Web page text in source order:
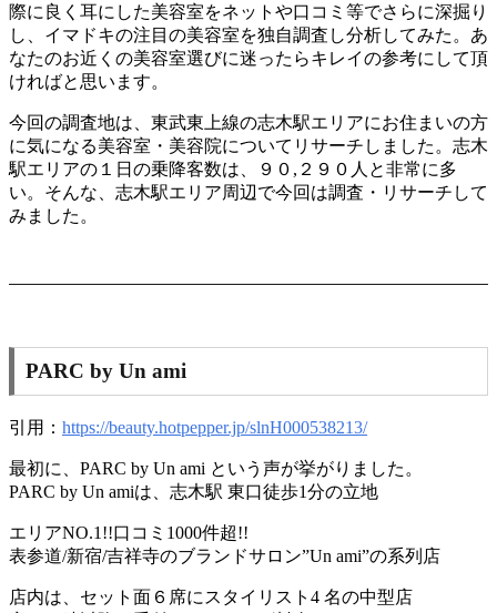
際に良く耳にした美容室をネットや口コミ等でさらに深掘り
し、イマドキの注目の美容室を独自調査し分析してみた。あ
なたのお近くの美容室選びに迷ったらキレイの参考にして頂
ければと思います。
今回の調査地は、東武東上線の志木駅エリアにお住まいの方
に気になる美容室・美容院についてリサーチしました。志木
駅エリアの１日の乗降客数は、９０,２９０人と非常に多
い。そんな、志木駅エリア周辺で今回は調査・リサーチして
みました。
PARC by Un ami
引用： https://beauty.hotpepper.jp/slnH000538213/
最初に、PARC by Un ami という声が挙がりました。
PARC by Un amiは、志木駅 東口徒歩1分の立地
エリアNO.1!!口コミ1000件超!!
表参道/新宿/吉祥寺のブランドサロン”Un ami”の系列店
店内は、セット面６席にスタイリスト4 名の中型店